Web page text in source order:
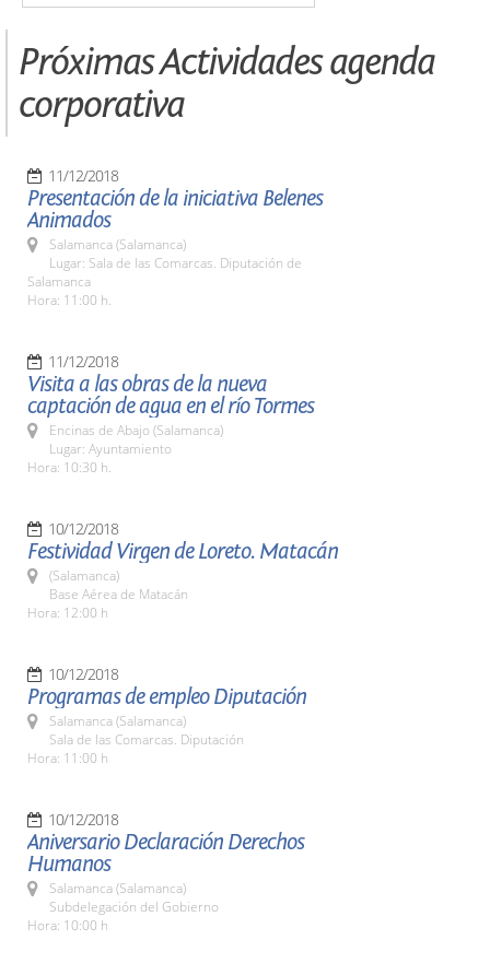
Próximas Actividades agenda
corporativa
11/12/2018
Presentación de la iniciativa Belenes
Animados
Salamanca (Salamanca)
Lugar: Sala de las Comarcas. Diputación de
Salamanca
Hora: 11:00 h.
11/12/2018
Visita a las obras de la nueva
captación de agua en el río Tormes
Encinas de Abajo (Salamanca)
Lugar: Ayuntamiento
Hora: 10:30 h.
10/12/2018
Festividad Virgen de Loreto. Matacán
(Salamanca)
Base Aérea de Matacán
Hora: 12:00 h
10/12/2018
Programas de empleo Diputación
Salamanca (Salamanca)
Sala de las Comarcas. Diputación
Hora: 11:00 h
10/12/2018
Aniversario Declaración Derechos
Humanos
Salamanca (Salamanca)
Subdelegación del Gobierno
Hora: 10:00 h